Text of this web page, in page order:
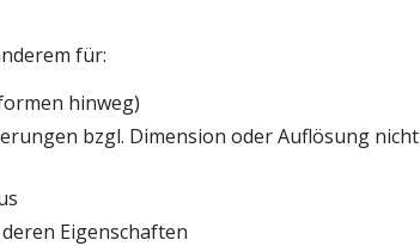
für:
hinweg)
bzgl. Dimension oder Auflösung nicht
Eigenschaften